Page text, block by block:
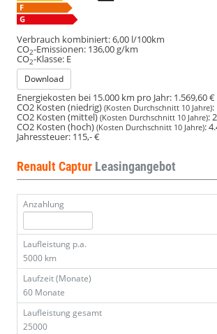
Verbrauch kombiniert:6,00 l/100km
CO2-Emissionen: 136,00 g/km
CO2-Klasse: E
Download
Energiekosten bei 15.000 km pro Jahr: 1.569,60 €
CO2 Kosten (niedrig) (Kosten Durchschnitt 10 Jahre):
CO2 Kosten (mittel)(Kosten Durchschnitt 10 Jahre):
CO2 Kosten (hoch) (Kosten Durchschnitt 10 Jahre):
Jahressteuer: 115,- €
Renault Captur Leasingangebot
Anzahlung
Laufleistung p.a.
5000 km
Laufzeit (Monate)
60 Monate
Laufleistung gesamt
25000